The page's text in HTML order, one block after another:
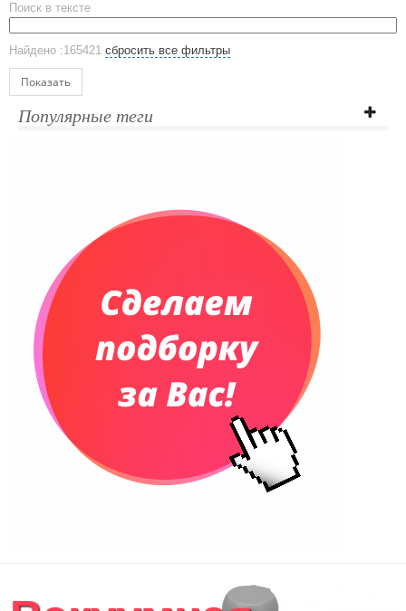
ЕВРОПОСУДА
Аксессуары
Ежедневники и блокноты
Датированные ежедневники
Планинги недатированные
Телефонные книжки
Сумки и Рюкзаки
Сумки для планшетов и ноутбуков
Рюкзаки
Конференц-сумки
Сумки для покупок промо
Несессеры и косметички
Сумки дорожные
Поиск в тексте
Найдено :165421 сбросить все фильтры
Показать
Популярные теги